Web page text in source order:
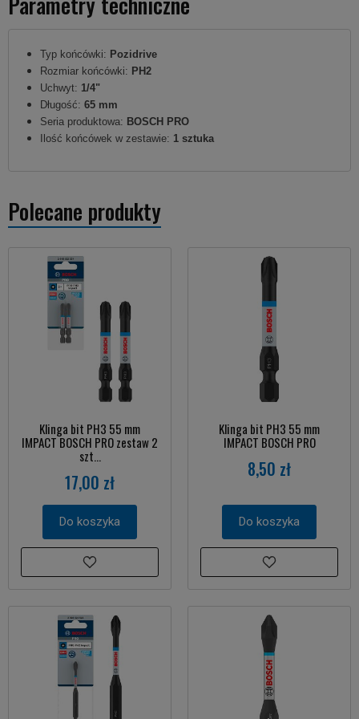
Typ końcówki: Pozidrive
Rozmiar końcówki: PH2
Uchwyt: 1/4"
Długość: 65 mm
Seria produktowa: BOSCH PRO
Ilość końcówek w zestawie: 1 sztuka
Polecane produkty
Klinga bit PH3 55 mm
IMPACT BOSCH PRO zestaw 2
szt...
17,00 zł
Do koszyka
Klinga bit PH3 55 mm
IMPACT BOSCH PRO
8,50 zł
Do koszyka